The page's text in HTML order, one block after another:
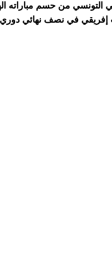
التونسي من حسم مباراته
في نصف نهائي دوري